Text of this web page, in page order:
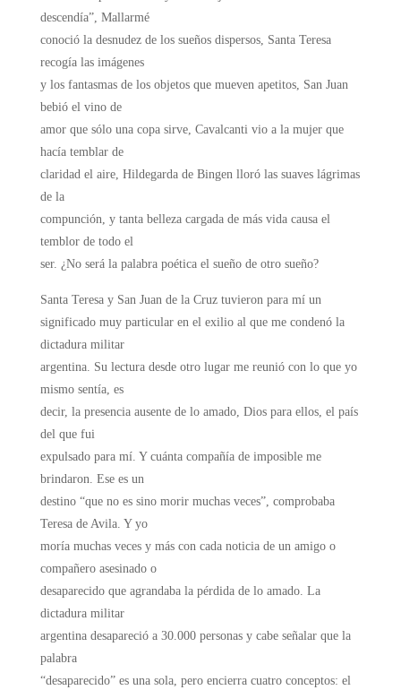
descendía”, Mallarmé
conoció la desnudez de los sueños dispersos, Santa Teresa
recogía las imágenes
y los fantasmas de los objetos que mueven apetitos, San Juan
bebió el vino de
amor que sólo una copa sirve, Cavalcanti vio a la mujer que
hacía temblar de
claridad el aire, Hildegarda de Bingen lloró las suaves lágrimas
de la
compunción, y tanta belleza cargada de más vida causa el
temblor de todo el
ser. ¿No será la palabra poética el sueño de otro sueño?
Santa Teresa y San Juan de la Cruz tuvieron para mí un
significado muy particular en el exilio al que me condenó la
dictadura militar
argentina. Su lectura desde otro lugar me reunió con lo que yo
mismo sentía, es
decir, la presencia ausente de lo amado, Dios para ellos, el país
del que fui
expulsado para mí. Y cuánta compañía de imposible me
brindaron. Ese es un
destino “que no es sino morir muchas veces”, comprobaba
Teresa de Avila. Y yo
moría muchas veces y más con cada noticia de un amigo o
compañero asesinado o
desaparecido que agrandaba la pérdida de lo amado. La
dictadura militar
argentina desapareció a 30.000 personas y cabe señalar que la
palabra
“desaparecido” es una sola, pero encierra cuatro conceptos: el